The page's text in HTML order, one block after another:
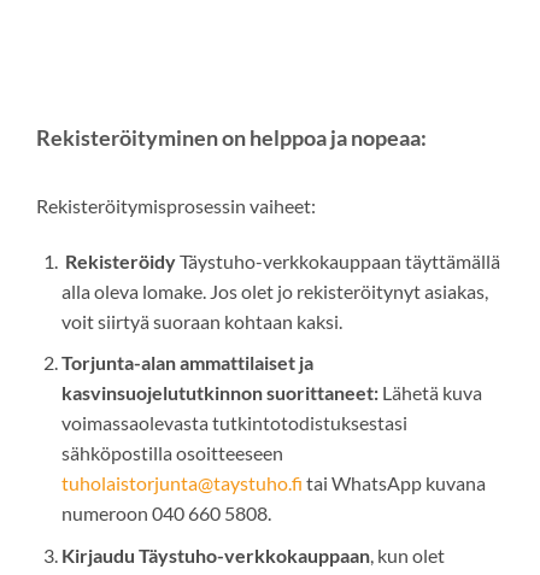
Rekisteröityminen on helppoa ja nopeaa:
Rekisteröitymisprosessin vaiheet:
RekisteröidyTäystuho-verkkokauppaan täyttämällä
alla oleva lomake. Jos olet jo rekisteröitynyt asiakas,
voit siirtyä suoraan kohtaan kaksi.
Torjunta-alan ammattilaiset ja
kasvinsuojelututkinnon suorittaneet:Lähetä kuva
voimassaolevasta tutkintotodistuksestasi
sähköpostilla osoitteeseen
tuholaistorjunta@taystuho.fi tai WhatsApp kuvana
numeroon 040 660 5808⁠.
Kirjaudu Täystuho-verkkokauppaan, kun olet